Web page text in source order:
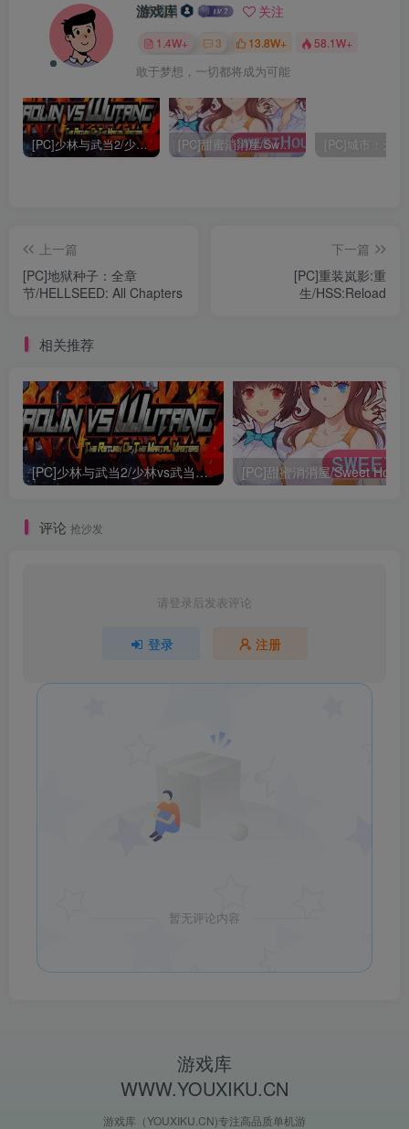
游戏库 关注
1.4W+ 3 13.8W+ 58.1W+
敢于梦想，一切都将成为可能
[PC]少林与武当2/少林vs武当2/Shaolin vs Wutang 2 [PC]甜蜜消消屋/Sweet House
上一篇
[PC]地狱种子：全章
节/HELLSEED: All Chapters
下一篇
[PC]重装岚影:重
生/HSS:Reload
相关推荐
[PC]少林与武当2/少林vs武当2/Shaolin vs Wutang 2 [PC]甜蜜消消屋/Sweet
评论 抢沙发
请登录后发表评论
登录 注册
暂无评论内容
游戏库
WWW.YOUXIKU.CN
游戏库（YOUXIKU.CN)专注高品质单机游